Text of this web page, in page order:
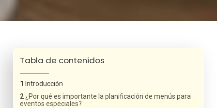
Tabla de contenidos
Introducción
¿Por qué es importante la planificación de menús para
eventos especiales?